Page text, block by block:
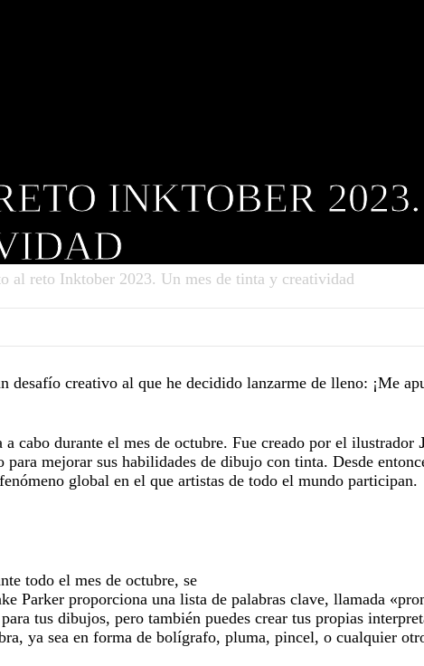
INKTOBER
al reto Inktober 2023. Un mes de tinta y creatividad
desafío creativo al que he decidido lanzarme de lleno: ¡Me
cabo durante el mes de octubre. Fue creado por el ilustrador
mejorar sus habilidades de dibujo con tinta. Desde
global en el que artistas de todo el mundo participan.
todo el mes de octubre, se
Parker proporciona una lista de palabras clave, llamada
tus dibujos, pero también puedes crear tus propias
ya sea en forma de bolígrafo, pluma, pincel, o cualquier